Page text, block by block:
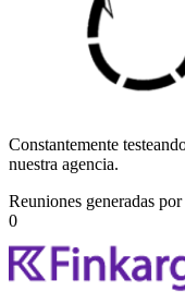
Constantemente
nuestra agencia.
Reuniones generadas por
0